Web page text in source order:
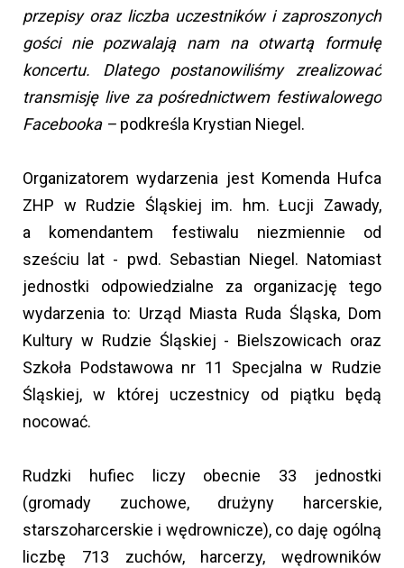
przepisy oraz liczba uczestników i zaproszonych
gości nie pozwalają nam na otwartą formułę
koncertu. Dlatego postanowiliśmy zrealizować
transmisję live za pośrednictwem festiwalowego
Facebooka – podkreśla Krystian Niegel.
Organizatorem wydarzenia jest Komenda Hufca
ZHP w Rudzie Śląskiej im. hm. Łucji Zawady,
a komendantem festiwalu niezmiennie od
sześciu lat - pwd. Sebastian Niegel. Natomiast
jednostki odpowiedzialne za organizację tego
wydarzenia to: Urząd Miasta Ruda Śląska, Dom
Kultury w Rudzie Śląskiej - Bielszowicach oraz
Szkoła Podstawowa nr 11 Specjalna w Rudzie
Śląskiej, w której uczestnicy od piątku będą
nocować.
Rudzki hufiec liczy obecnie 33 jednostki
(gromady zuchowe, drużyny harcerskie,
starszoharcerskie i wędrownicze), co daję ogólną
liczbę 713 zuchów, harcerzy, wędrowników